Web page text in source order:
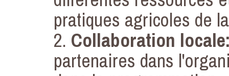
pratiques agricoles de
2. Collaboration
partenaires dans